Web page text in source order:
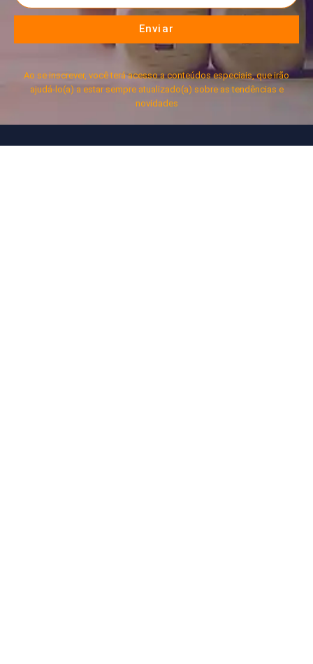
Enviar
Ao se inscrever, você terá acesso a conteúdos especiais, que irão
ajudá-lo(a) a estar sempre atualizado(a) sobre as tendências e
novidades